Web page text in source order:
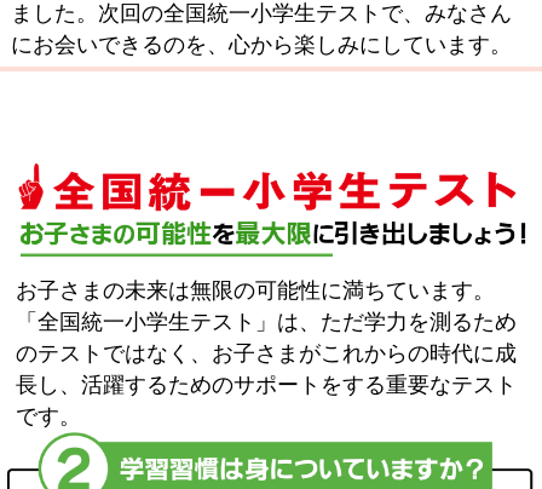
ました。次回の全国統一小学生テストで、みなさん
にお会いできるのを、心から楽しみにしています。
お子さまの未来は無限の可能性に満ちています。
「全国統一小学生テスト」は、ただ学力を測るため
のテストではなく、お子さまがこれからの時代に成
長し、活躍するためのサポートをする重要なテスト
です。